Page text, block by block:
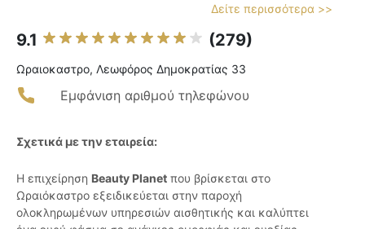
Δείτε περισσότερα >>
9.1 (279)
Ωραιοκαστρο, Λεωφόρος Δημοκρατίας 33
Εμφάνιση αριθμού τηλεφώνου
Σχετικά με την εταιρεία:
Η επιχείρηση Beauty Planet που βρίσκεται στο
Ωραιόκαστρο εξειδικεύεται στην παροχή
ολοκληρωμένων υπηρεσιών αισθητικής και καλύπτει